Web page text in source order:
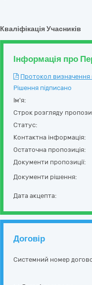
Кваліфікація Учасників
Інформація про
Протокол визначення
Рішення підписано
Ім'я:
Строк розгляду
Статус:
Контактна інформація:
Остаточна пропозиція:
Документи пропозиції:
Документи рішення:
Дата акцепта:
Договір
Системний номер